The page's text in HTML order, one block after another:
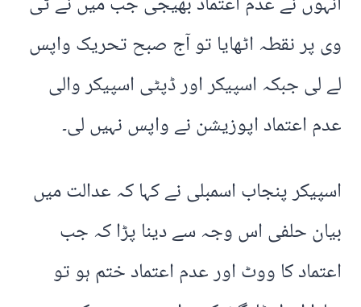
وی پر نقطہ اٹھایا تو آج صبح تحریک واپس
لے لی جبکہ اسپیکر اور ڈپٹی اسپیکر والی
عدم اعتماد اپوزیشن نے واپس نہیں لی۔
اسپیکر پنجاب اسمبلی نے کہا کہ عدالت میں
بیان حلفی اس وجہ سے دینا پڑا کہ جب
اعتماد کا ووٹ اور عدم اعتماد ختم ہو تو